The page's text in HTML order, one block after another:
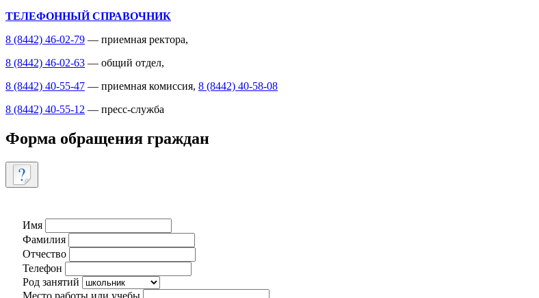
ТЕЛЕФОННЫЙ СПРАВОЧНИК
8 (8442) 46-02-79 — приемная ректора,
8 (8442) 46-02-63 — общий отдел,
8 (8442) 40-55-47 — приемная комиссия, 8 (8442) 40-58-08
8 (8442) 40-55-12 — пресс-служба
Форма обращения граждан
Имя
Фамилия
Отчество
Телефон
Род занятий